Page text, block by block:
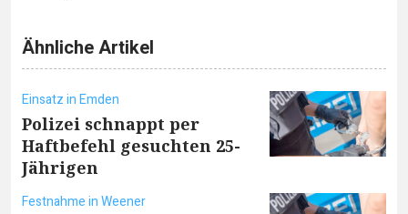
Ähnliche Artikel
Einsatz in Emden
Polizei schnappt per
Haftbefehl gesuchten 25-
Jährigen
Festnahme in Weener